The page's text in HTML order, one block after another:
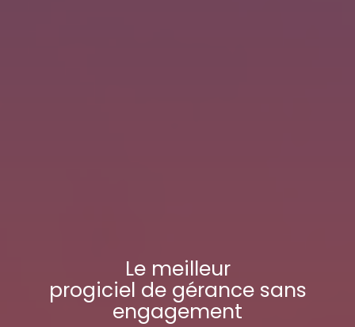
Le meilleur
progiciel de gérance sans
engagement